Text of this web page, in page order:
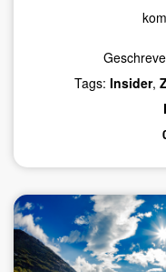
Tags: Insider,